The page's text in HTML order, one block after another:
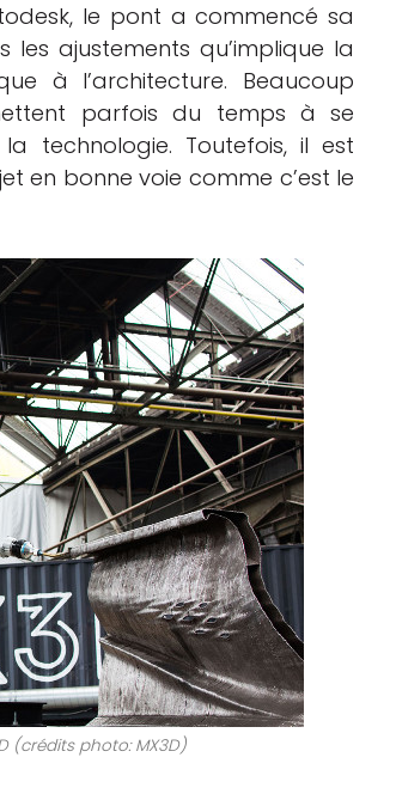
le pont a commencé sa
ajustements qu’implique la
à l’architecture. Beaucoup
parfois du temps à se
technologie. Toutefois, il est
en bonne voie comme c’est le
(crédits photo: MX3D)